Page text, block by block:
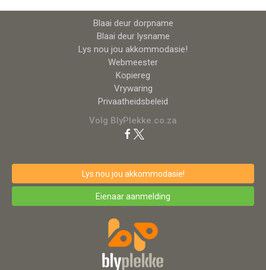
Blaai deur dorpname
Blaai deur lysname
Lys nou jou akkommodasie!
Webmeester
Kopiereg
Vrywaring
Privaatheidsbeleid
Volg BlyPlekke.co.za
Lys nou jou akkommodasie!
Eienaar aanmelding